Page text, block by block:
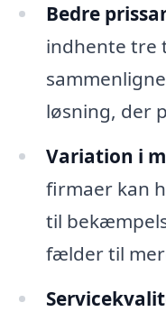
Bedre
indhente tre
løsning, der
Variation i
firmaer kan
til
fælder til